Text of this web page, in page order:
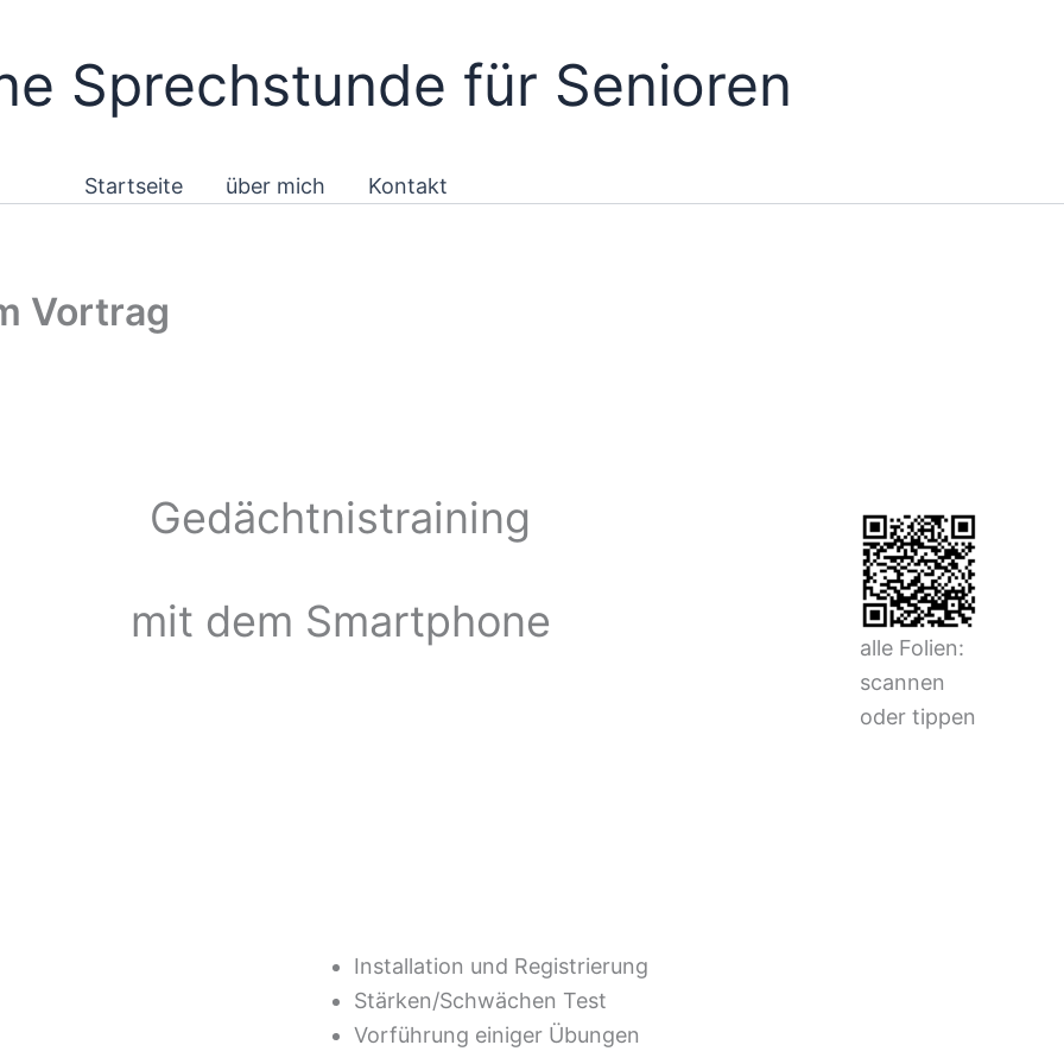
Sprechstunde für Senioren
Startseite über mich Kontakt
Vortrag
alle Folien:
scannen
oder tippen
Gedächtnistraining
mit dem Smartphone
Installation und Registrierung
Stärken/Schwächen Test
Vorführung einiger Übungen